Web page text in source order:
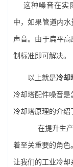
这种噪音在实
中，如果管道内
声音。由于扁平
制标准即可解决。
以上就是冷却
冷却塔配件噪音
冷却塔原理的介绍
在提升生产
着至关重要的角色
让我们的工业冷却